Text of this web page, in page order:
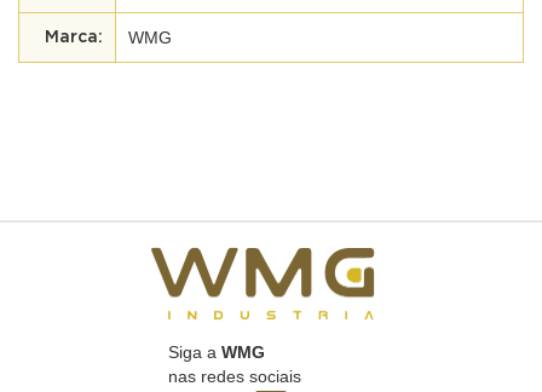
WMG
Siga a WMG
nas redes sociais